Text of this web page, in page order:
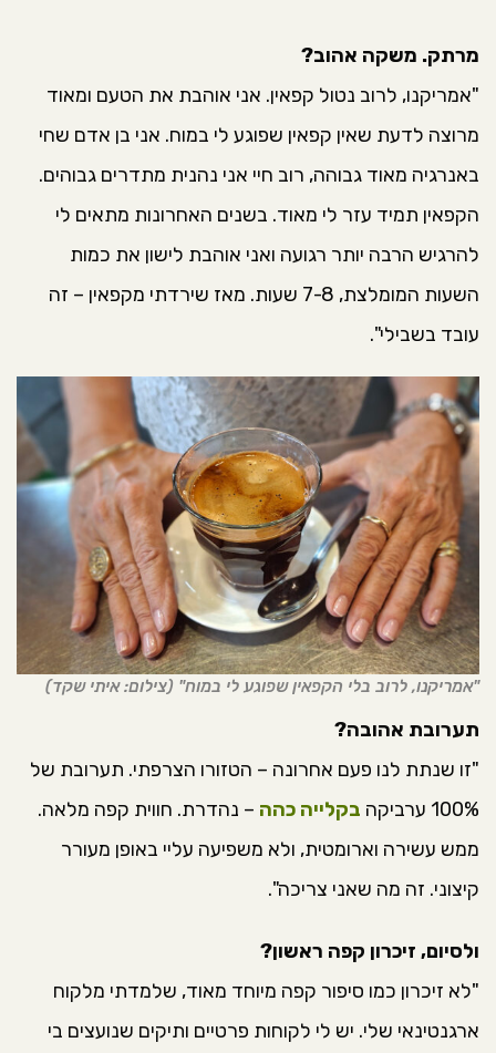
מרתק. משקה אהוב?
"⁠אמריקנו, לרוב נטול קפאין. אני אוהבת את הטעם ומאוד
מרוצה לדעת שאין קפאין שפוגע לי במוח. אני בן אדם שחי
באנרגיה מאוד גבוהה, רוב חיי אני נהנית⁠ מתדרים גבוהים.
הקפאין תמיד עזר לי מאוד. בשנים האחרונות מתאים לי
להרגיש הרבה יותר רגועה ואני אוהבת לישון את כמות
השעות המומלצת, 7-8 שעות. מאז שירדתי מקפאין – זה
עובד בשבילי".
"אמריקנו, לרוב בלי הקפאין שפוגע לי במוח" (צילום: איתי שקד)
תערובת אהובה?
⁠"זו שנתת לנו פעם אחרונה – הטזורו הצרפתי. תערובת של
100% ערביקה
בקלייה כהה – נהדרת. חווית קפה מלאה.
ממש עשירה וארומטית, ולא משפיעה עליי באופן מעורר
קיצוני. זה מה שאני צריכה".
ולסיום, זיכרון קפה ראשון?
"לא זיכרון כמו סיפור קפה מיוחד מאוד, שלמדתי מלקוח
ארגנטינאי שלי. יש לי לקוחות פרטיים ותיקים שנועצים בי